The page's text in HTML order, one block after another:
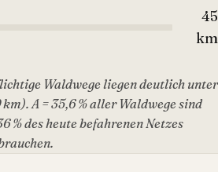
45
km
Waldwege liegen deutlich unter
A = 35,6 % aller Waldwege sind
% des heute befahrenen Netzes